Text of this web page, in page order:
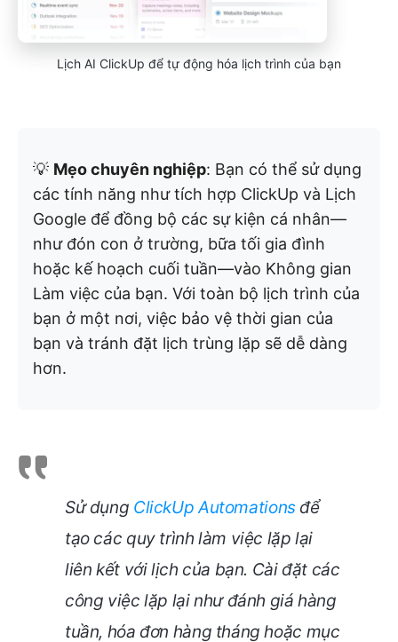
Lịch AI ClickUp để tự động hóa lịch trình của bạn
💡 Mẹo chuyên nghiệp: Bạn có thể sử dụng
các tính năng như tích hợp ClickUp và Lịch
Google để đồng bộ các sự kiện cá nhân—
như đón con ở trường, bữa tối gia đình
hoặc kế hoạch cuối tuần—vào Không gian
Làm việc của bạn. Với toàn bộ lịch trình của
bạn ở một nơi, việc bảo vệ thời gian của
bạn và tránh đặt lịch trùng lặp sẽ dễ dàng
hơn.
Sử dụng ClickUp Automationsđể
tạo các quy trình làm việc lặp lại
liên kết với lịch của bạn. Cài đặt các
công việc lặp lại như đánh giá hàng
tuần, hóa đơn hàng tháng hoặc mục